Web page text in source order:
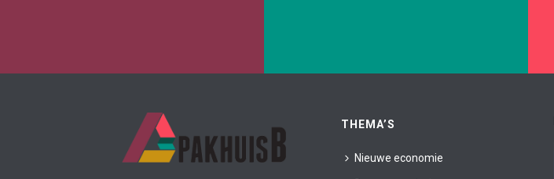
sociale, menselijke, natuurlijke en
intellectuele waarden. En uiteraard, ook in
geld.
heeft frisse lucht. Ze is in balans en draait
THEMA’S
Nieuwe economie